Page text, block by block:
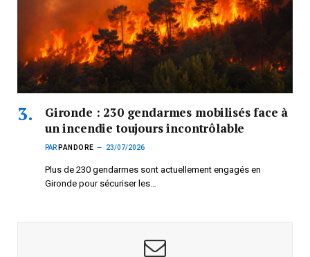
Gironde : 230 gendarmes mobilisés face à
un incendie toujours incontrôlable
PAR PANDORE 23/07/2026
Plus de 230 gendarmes sont actuellement engagés en
Gironde pour sécuriser les…